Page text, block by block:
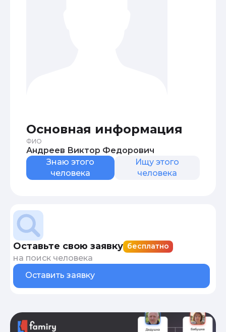
Основная информация
ФИО
Андреев Виктор Федорович
Знаю этого
человека
Ищу этого
человека
Оставьте свою заявку бесплатно
на поиск человека
Оставить заявку